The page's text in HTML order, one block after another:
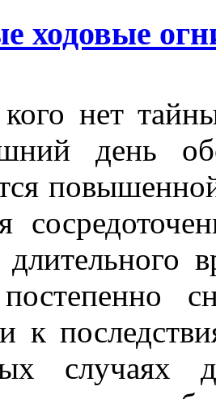
ходовые
нет
день
длительного
к
случаях